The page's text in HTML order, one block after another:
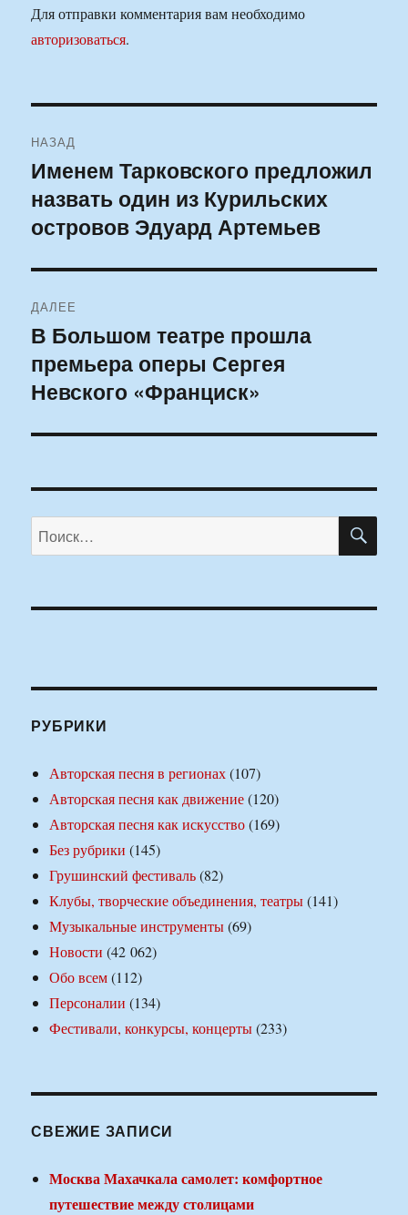
Для отправки комментария вам необходимо
авторизоваться.
по
записям
НАЗАД
Предыдущая
запись:
Именем Тарковского предложил
назвать один из Курильских
островов Эдуард Артемьев
ДАЛЕЕ
Следующая
запись:
В Большом театре прошла
премьера оперы Сергея
Невского «Франциск»
Искать:
РУБРИКИ
Авторская песня в регионах(107)
Авторская песня как движение(120)
Авторская песня как искусство(169)
Без рубрики (145)
Грушинский фестиваль(82)
Клубы, творческие объединения, театры(141)
Музыкальные инструменты(69)
Новости (42 062)
Обо всем(112)
Персоналии (134)
Фестивали, конкурсы, концерты(233)
СВЕЖИЕ ЗАПИСИ
Москва Махачкала самолет: комфортное
путешествие между столицами